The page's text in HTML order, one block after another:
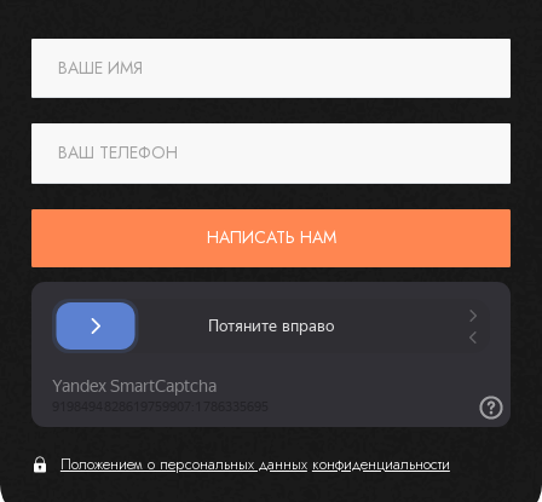
ВАШЕ ИМЯ
ВАШ ТЕЛЕФОН
НАПИСАТЬ НАМ
Положением о персональных данных конфиденциальности